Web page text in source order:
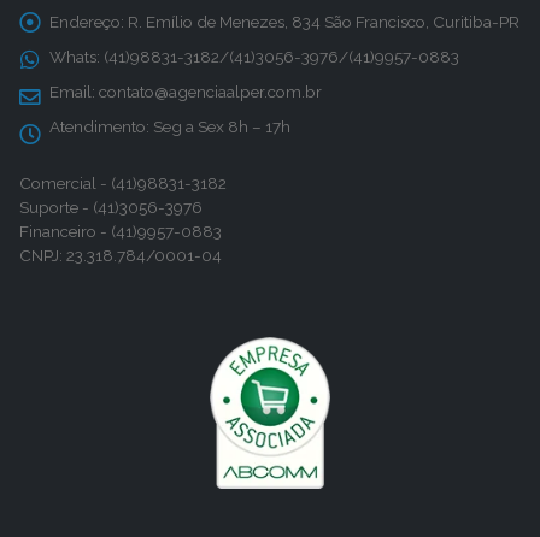
Endereço: R. Emílio de Menezes, 834 São Francisco, Curitiba-PR
Whats: (41)98831-3182/(41)3056-3976/(41)9957-0883
Email: contato@agenciaalper.com.br
Atendimento: Seg a Sex 8h – 17h
Comercial - (41)98831-3182
Suporte - (41)3056-3976
Financeiro - (41)9957-0883
CNPJ: 23.318.784/0001-04